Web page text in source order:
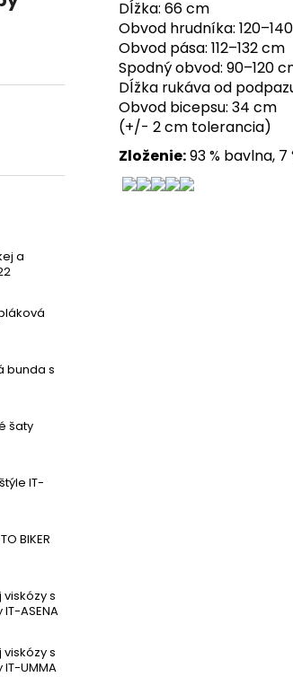
a
bunda s
šaty
IT-
BIKER
s
ASENA
s
UMMA
Dĺžka: 66 cm
Obvod hrudníka:
Obvod pása: 112–132 cm
Spodný obvod: 90–120
Dĺžka rukáva od
Obvod bicepsu: 34 cm
(+/- 2 cm tolerancia)
Zloženie:93 % bavlna,